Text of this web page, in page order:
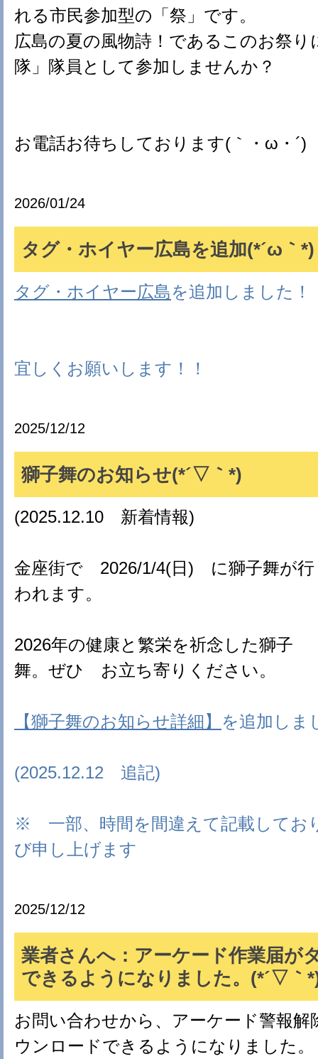
れる市民参加型の「祭」です。
広島の夏の風物詩！であるこのお祭り
隊」隊員として参加しませんか？
お電話お待ちしております(｀・ω・´)
2026/01/24
タグ・ホイヤー広島を追加(*´ω｀*)
タグ・ホイヤー広島を追加しました！
宜しくお願いします！！
2025/12/12
獅子舞のお知らせ(*´▽｀*)
(2025.12.10 新着情報)
金座街で 2026/1/4(日) に獅子舞が行
われます。
2026年の健康と繁栄を祈念した獅子
舞。ぜひ お立ち寄りください。
【獅子舞のお知らせ詳細】 を追加しま
(2025.12.12 追記)
※ 一部、時間を間違えて記載してお
び申し上げます
2025/12/12
業者さんへ：アーケード作業届が
できるようになりました。(*´▽｀
お問い合わせから、アーケード警報解
ウンロードできるようになりました。